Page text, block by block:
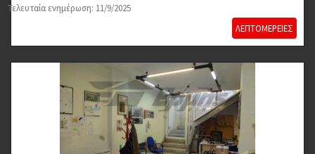
Τελευταία ενημέρωση: 11/9/2025
ΛΕΠΤΟΜΕΡΕΙΕΣ